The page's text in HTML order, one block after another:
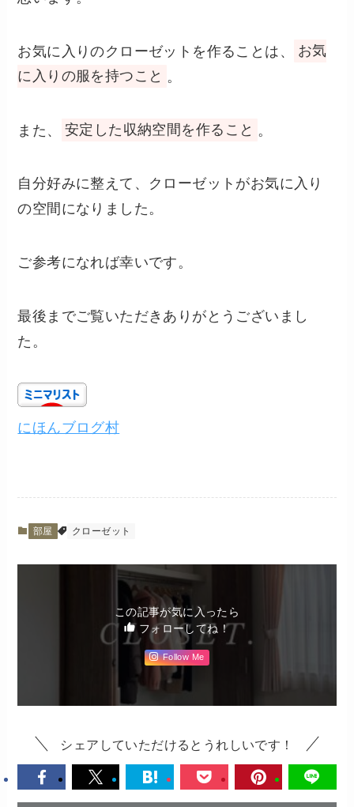
お気に入りのクローゼットを作ることは、
お気
に入りの服を持つこと 。
また、 安定した収納空間を作ること 。
自分好みに整えて、クローゼットがお気に入り
の空間になりました。
ご参考になれば幸いです。
最後までご覧いただきありがとうございまし
た。
にほんブログ村
部屋 クローゼット
この記事が気に入ったら
フォローしてね！
Follow Me
シェアしていただけるとうれしいです！